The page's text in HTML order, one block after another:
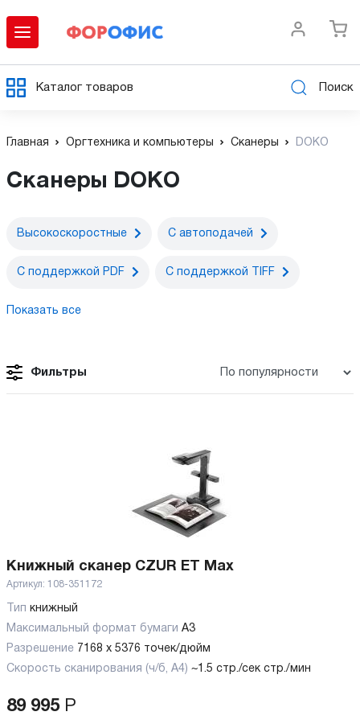
Каталог товаров Поиск
Главная Оргтехника и компьютеры Сканеры DOKO
Cканеры DOKO
Высокоскоростные С автоподачей
С поддержкой PDF С поддержкой TIFF
Показать все
Фильтры
Книжный сканер CZUR ET Max
Артикул: 108-351172
Тип книжный
Максимальный формат бумаги А3
Разрешение 7168 x 5376 точек/дюйм
Скорость сканирования (ч/б, А4) ~1.5 стр./сек стр./мин
89 995 Р